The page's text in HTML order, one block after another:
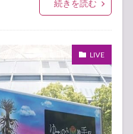
続きを読む
LIVE